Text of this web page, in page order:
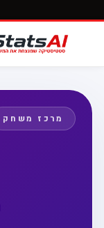
מרכז משחק